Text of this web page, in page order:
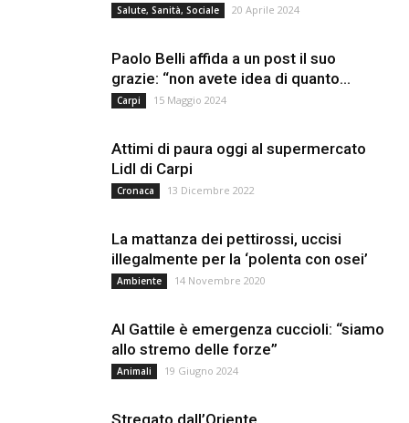
Salute, Sanità, Sociale 20 Aprile 2024
Paolo Belli affida a un post il suo
grazie: “non avete idea di quanto...
Carpi 15 Maggio 2024
Attimi di paura oggi al supermercato
Lidl di Carpi
Cronaca 13 Dicembre 2022
La mattanza dei pettirossi, uccisi
illegalmente per la ‘polenta con osei’
Ambiente 14 Novembre 2020
Al Gattile è emergenza cuccioli: “siamo
allo stremo delle forze”
Animali 19 Giugno 2024
Stregato dall’Oriente